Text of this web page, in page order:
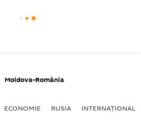
Moldova-România
ECONOMIE RUSIA INTERNAŢIONAL